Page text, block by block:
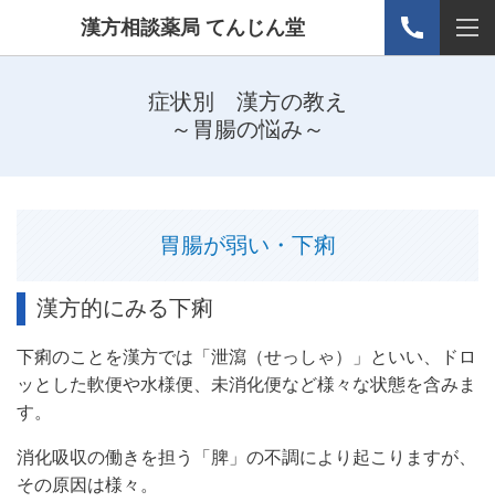
漢方相談薬局 てんじん堂
症状別 漢方の教え
～胃腸の悩み～
胃腸が弱い・下痢
漢方的にみる下痢
下痢のことを漢方では「泄瀉（せっしゃ）」といい、ドロ
ッとした軟便や水様便、未消化便など様々な状態を含みま
す。
消化吸収の働きを担う「脾」の不調により起こりますが、
その原因は様々。